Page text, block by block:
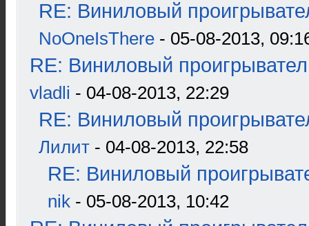
RE: Виниловый
NoOneIsThere - 05-08-2013,
RE: Виниловый
vladli - 04-08-2013, 22:29
RE: Виниловый
Лилит - 04-08-2013, 22:58
RE: Виниловый
nik - 05-08-2013, 10:42